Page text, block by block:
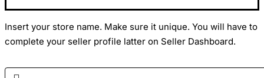
Insert your store name. Make sure it unique. You will have to
complete your seller profile latter on Seller Dashboard.